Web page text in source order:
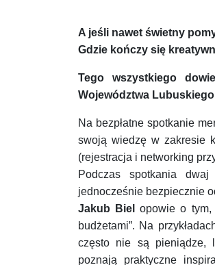
A jeśli nawet świetny
Gdzie kończy się
Tego wszystkiego
Województwa
Na bezpłatne spotkanie
swoją wiedzę w zakresie
(rejestracja i networking
Podczas spotkania
jednocześnie bezpiecznie
Jakub Biel
opowie o tym,
budżetami”. Na
często nie są pieniądze,
poznają praktyczne